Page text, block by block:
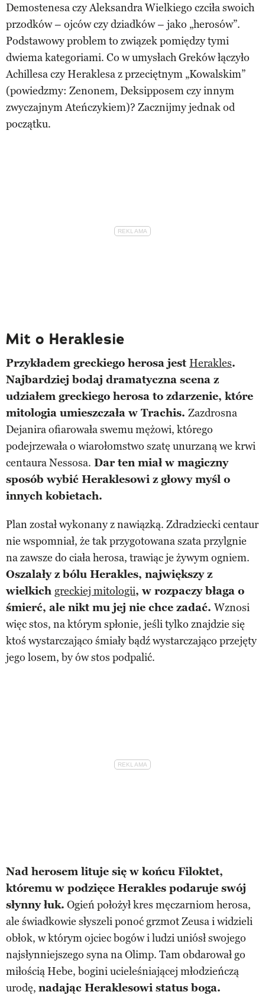
Demostenesa czy Aleksandra Wielkiego czciła swoich
przodków – ojców czy dziadków – jako „herosów”.
Podstawowy problem to związek pomiędzy tymi
dwiema kategoriami. Co w umysłach Greków łączyło
Achillesa czy Heraklesa z przeciętnym „Kowalskim”
(powiedzmy: Zenonem, Deksipposem czy innym
zwyczajnym Ateńczykiem)? Zacznijmy jednak od
początku.
Mit o Heraklesie
Przykładem greckiego herosa jest Herakles.
Najbardziej bodaj dramatyczna scena z
udziałem greckiego herosa to zdarzenie, które
mitologia umieszczała w Trachis. Zazdrosna
Dejanira ofiarowała swemu mężowi, którego
podejrzewała o wiarołomstwo szatę unurzaną we krwi
centaura Nessosa. Dar ten miał w magiczny
sposób wybić Heraklesowi z głowy myśl o
innych kobietach.
Plan został wykonany z nawiązką. Zdradziecki centaur
nie wspomniał, że tak przygotowana szata przylgnie
na zawsze do ciała herosa, trawiąc je żywym ogniem.
Oszalały z bólu Herakles, największy z
wielkich greckiej mitologii, w rozpaczy błaga o
śmierć, ale nikt mu jej nie chce zadać. Wznosi
więc stos, na którym spłonie, jeśli tylko znajdzie się
ktoś wystarczająco śmiały bądź wystarczająco przejęty
jego losem, by ów stos podpalić.
Nad herosem lituje się w końcu Filoktet,
któremu w podzięce Herakles podaruje swój
słynny łuk. Ogień położył kres męczarniom herosa,
ale świadkowie słyszeli ponoć grzmot Zeusa i widzieli
obłok, w którym ojciec bogów i ludzi uniósł swojego
najsłynniejszego syna na Olimp. Tam obdarował go
miłością Hebe, bogini ucieleśniającej młodzieńczą
urodę, nadając Heraklesowi status boga.